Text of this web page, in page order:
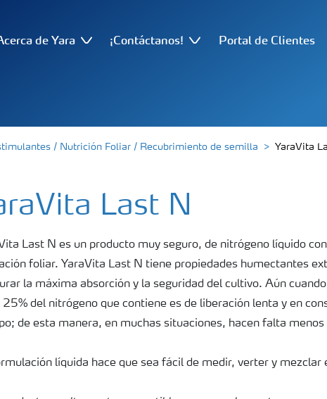
de Yara ¡Contáctanos! Portal de Clientes
/ Nutrición Foliar / Recubrimiento de semilla YaraVita
Last N
Last N es un producto muy seguro, de nitrógeno líquido
foliar. YaraVita Last N tiene propiedades humectantes
la máxima absorción y la seguridad del cultivo. Aún
nitrógeno que contiene es de liberación lenta y en consecuencia disponible en el
de esta manera, en muchas situaciones, hacen falta menos
líquida hace que sea fácil de medir, verter y mezclar